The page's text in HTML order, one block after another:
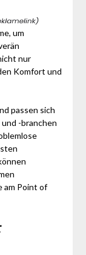
um
nur
Komfort und
passen sich
-branchen
am Point of